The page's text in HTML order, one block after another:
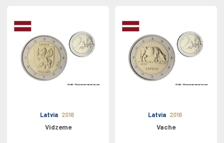
Latvia 2016
Vidzeme
Latvia 2016
Vache